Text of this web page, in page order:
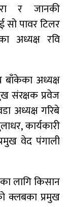
र जानकी
पावर टिलर
अध्यक्ष रवि
अध्यक्ष
संरक्षक प्रवेज
अध्यक्ष गरिबे
कार्यकारी
वेद पंगाली
लागि किसान
क्लबका प्रमुख